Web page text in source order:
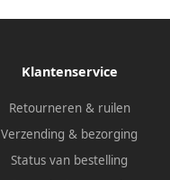
Klantenservice
Retourneren & ruilen
Verzending & bezorging
Status van bestelling